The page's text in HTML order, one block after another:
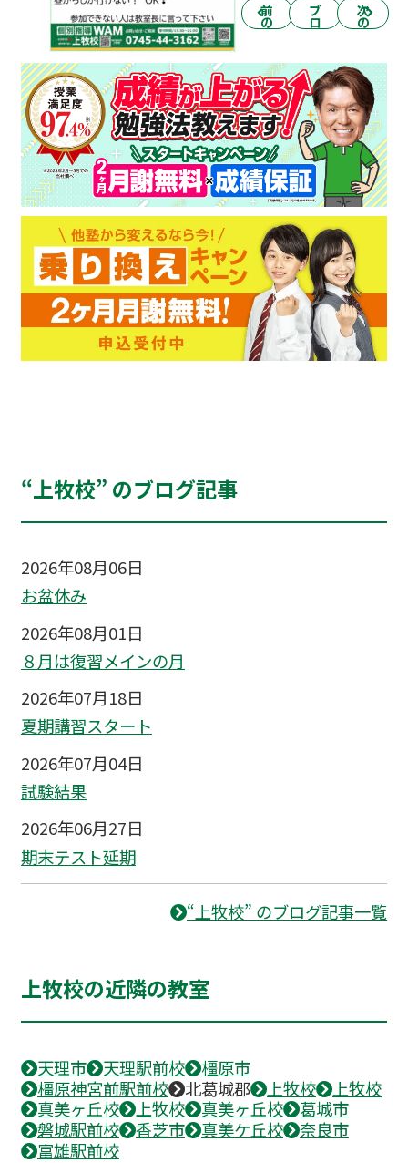
前
の
記
ブ
ロ
グ
へ
次
の
記
“上牧校” のブログ記事
2026年08月06日
お盆休み
2026年08月01日
８月は復習メインの月
2026年07月18日
夏期講習スタート
2026年07月04日
試験結果
2026年06月27日
期末テスト延期
“上牧校” のブログ記事一覧
上牧校の近隣の教室
天理市 天理駅前校
橿原市
橿原神宮前駅前校
北葛城郡 上牧校
上牧校
真美ヶ丘校
上牧校 真美ヶ丘校
葛城市
磐城駅前校
香芝市 真美ケ丘校
奈良市
富雄駅前校